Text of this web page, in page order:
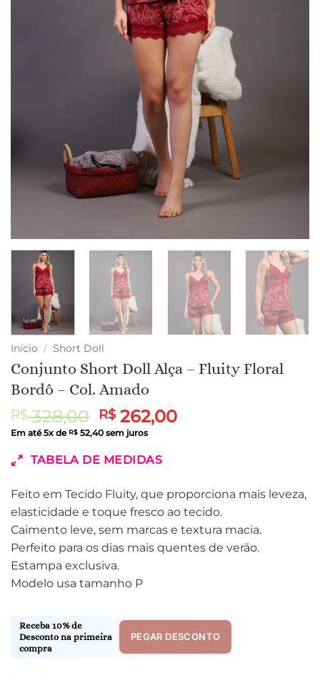
Início / Short Doll
Conjunto Short Doll Alça – Fluity Floral
Bordô – Col. Amado
R$328,00 O
preço
original
era:
R$ 328,00.
R$262,00O
R$ 262,00.
Em até5x de R$ 52,40 sem juros
TABELA DE MEDIDAS
Feito em Tecido Fluity, que proporciona mais leveza,
elasticidade e toque fresco ao tecido.
Caimento leve, sem marcas e textura macia.
Perfeito para os dias mais quentes de verão.
Estampa exclusiva.
Modelo usa tamanho P
Receba 10% de
Desconto na primeira
compra
PEGAR DESCONTO